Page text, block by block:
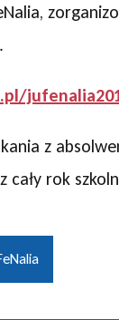
z
cały rok